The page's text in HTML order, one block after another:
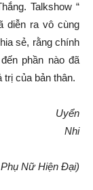
Talkshow “
diễn ra vô cùng
sẻ, rằng chính
phần nào đã
trị của bản thân.
Uyển
Nhi
Nữ Hiện Đại)